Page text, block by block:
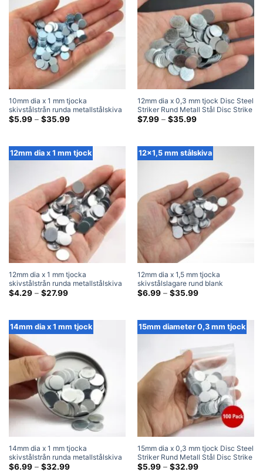
10mm dia x 1 mm tjocka
skivstålstrån runda metallstålskiva
slagplåtar
$5.99 – $35.99Prisklass:
12mm dia x 0,3 mm tjock Disc Steel
Striker Rund Metall Stål Disc Strike
Plates
$7.99 – $35.99Prisklass:
12mm dia x 1 mm tjock
12mm dia x 1 mm tjocka
skivstålstrån runda metallstålskiva
slagplåtar
$4.29 – $27.99Prisklass:
12x1,5 mm stålskiva
12mm dia x 1,5 mm tjocka
skivstålslagare rund blank
metallstålskivaslagstift
$6.99 – $35.99Prisklass:
14mm dia x 1 mm tjock
14mm dia x 1 mm tjocka
skivstålstrån runda metallstålskiva
slagplåtar
$6.99 – $32.99Prisklass:
15mm diameter 0,3 mm tjock
15mm dia x 0,3 mm tjock Disc Steel
Striker Rund Metall Stål Disc Strike
Plates
$5.99 – $32.99Prisklass: